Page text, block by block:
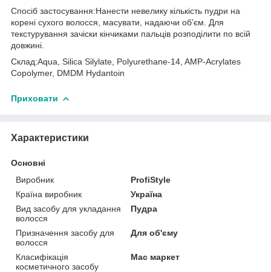
Спосіб застосування:Нанести невелику кількість пудри на
корені сухого волосся, масувати, надаючи об’єм. Для
текстурування зачіски кінчиками пальців розподілити по всій
довжині.
Склад:Aqua, Silica Silylate, Polyurethane-14, AMP-Acrylates
Copolymer, DMDM Hydantoin
Приховати
Характеристики
Основні
Виробник
ProfiStyle
Країна виробник
Україна
Вид засобу для укладання
волосся
Пудра
Призначення засобу для
волосся
Для об'єму
Класифікація
косметичного засобу
Мас маркет